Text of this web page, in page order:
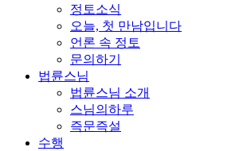
정토소식
오늘, 첫 만남입니다
언론 속 정토
문의하기
법륜스님
법륜스님 소개
스님의하루
즉문즉설
수행